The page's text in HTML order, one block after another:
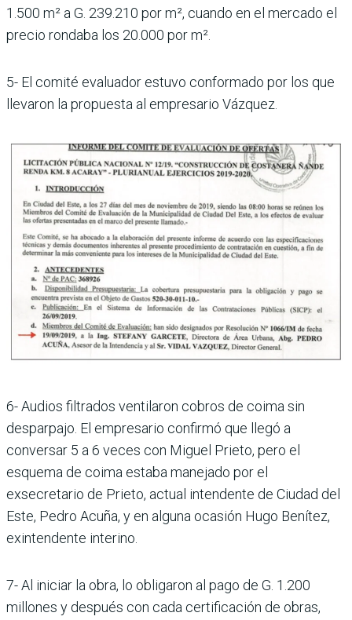
1.500 m² a G. 239.210 por m², cuando en el mercado el
precio rondaba los 20.000 por m².
5- El comité evaluador estuvo conformado por los que
llevaron la propuesta al empresario Vázquez.
6- Audios filtrados ventilaron cobros de coima sin
desparpajo. El empresario confirmó que llegó a
conversar 5 a 6 veces con Miguel Prieto, pero el
esquema de coima estaba manejado por el
exsecretario de Prieto, actual intendente de Ciudad del
Este, Pedro Acuña, y en alguna ocasión Hugo Benítez,
exintendente interino.
7- Al iniciar la obra, lo obligaron al pago de G. 1.200
millones y después con cada certificación de obras,